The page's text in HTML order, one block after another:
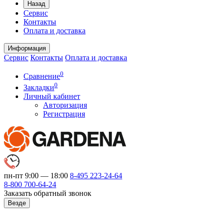
Назад
Сервис
Контакты
Оплата и доставка
Информация
Сервис Контакты Оплата и доставка
Сравнение0
Закладки0
Личный кабинет
Авторизация
Регистрация
пн-пт 9:00 — 18:00 8-495 223-24-64
8-800 700-64-24
Заказать обратный звонок
Везде